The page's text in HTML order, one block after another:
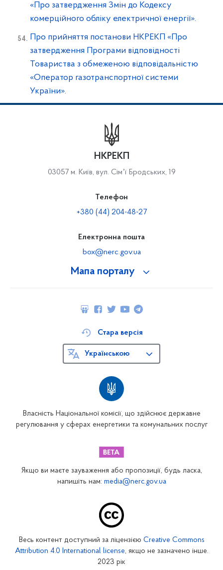
«Про затвердження Змін до Кодексу
комерційного обліку електричної енергії».
Про прийняття постанови НКРЕКП «Про
затвердження Програми відповідності
Товариства з обмеженою відповідальністю
«Оператор газотранспортної системи
України».
Мапа порталу
НКРЕКП
03057 м. Київ, вул. Сімʼї Бродських, 19
Телефон
+380 (44) 204-48-27
Електронна пошта
box@nerc.gov.ua
Власність Національної комісії, що здійснює державне
регулювання у сферах енергетики та комунальних послуг
Стара версія
Українською
Якщо ви маєте зауваження або пропозиції, будь ласка,
напишіть нам: media@nerc.gov.ua
Весь контент доступний за ліцензією Creative Commons
Attribution 4.0 International license, якщо не зазначено інше.
2023 рік